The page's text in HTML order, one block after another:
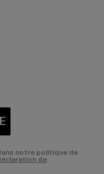
notre politique de
de